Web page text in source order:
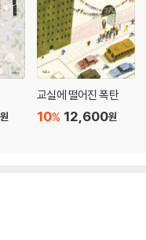
원
교실에 떨어진 폭탄
12,600원
10%